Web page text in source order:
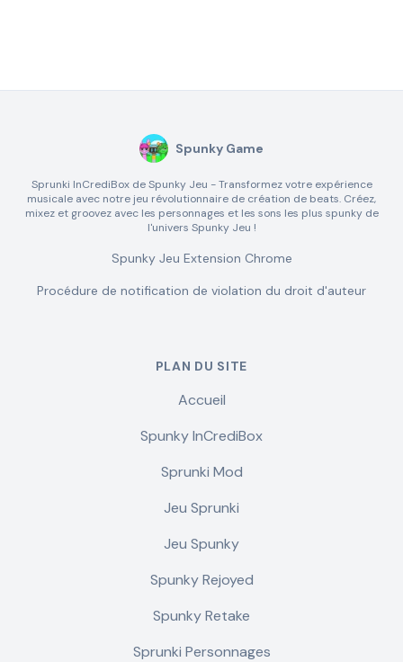
Spunky Game
Sprunki InCrediBox de Spunky Jeu - Transformez votre expérience
musicale avec notre jeu révolutionnaire de création de beats. Créez,
mixez et groovez avec les personnages et les sons les plus spunky de
l'univers Spunky Jeu !
Spunky Jeu Extension Chrome
Procédure de notification de violation du droit d'auteur
PLAN DU SITE
Accueil
Spunky InCrediBox
Sprunki Mod
Jeu Sprunki
Jeu Spunky
Spunky Rejoyed
Spunky Retake
Sprunki Personnages